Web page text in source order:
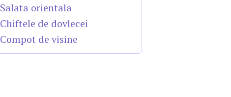
Salata orientala
Chiftele de dovlecei
Compot de visine